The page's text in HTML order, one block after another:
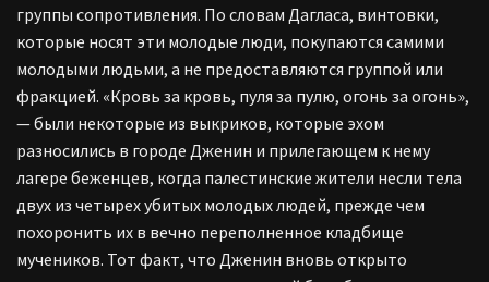
группы сопротивления. По словам Дагласа, винтовки,
которые носят эти молодые люди, покупаются самими
молодыми людьми, а не предоставляются группой или
фракцией. «Кровь за кровь, пуля за пулю, огонь за огонь»,
— были некоторые из выкриков, которые эхом
разносились в городе Дженин и прилегающем к нему
лагере беженцев, когда палестинские жители несли тела
двух из четырех убитых молодых людей, прежде чем
похоронить их в вечно переполненное кладбище
мучеников. Тот факт, что Дженин вновь открыто